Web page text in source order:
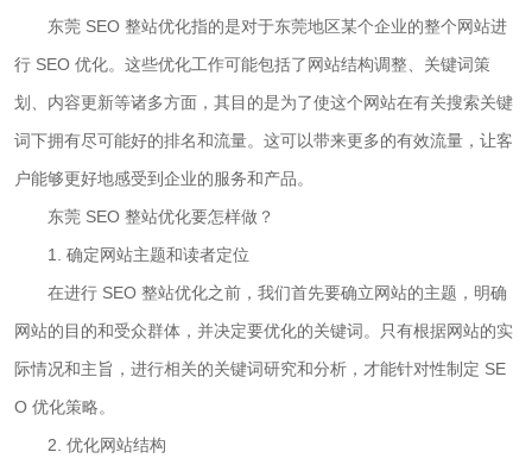
东莞 SEO 整站优化指的是对于东莞地区某个企业的整个网站进
行 SEO 优化。这些优化工作可能包括了网站结构调整、关键词策
划、内容更新等诸多方面，其目的是为了使这个网站在有关搜索关键
词下拥有尽可能好的排名和流量。这可以带来更多的有效流量，让客
户能够更好地感受到企业的服务和产品。
东莞 SEO 整站优化要怎样做？
1. 确定网站主题和读者定位
在进行 SEO 整站优化之前，我们首先要确立网站的主题，明确
网站的目的和受众群体，并决定要优化的关键词。只有根据网站的实
际情况和主旨，进行相关的关键词研究和分析，才能针对性制定 SE
O 优化策略。
2. 优化网站结构